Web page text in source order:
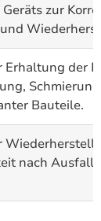
zur
Erhaltung der
Bauteile.
nach